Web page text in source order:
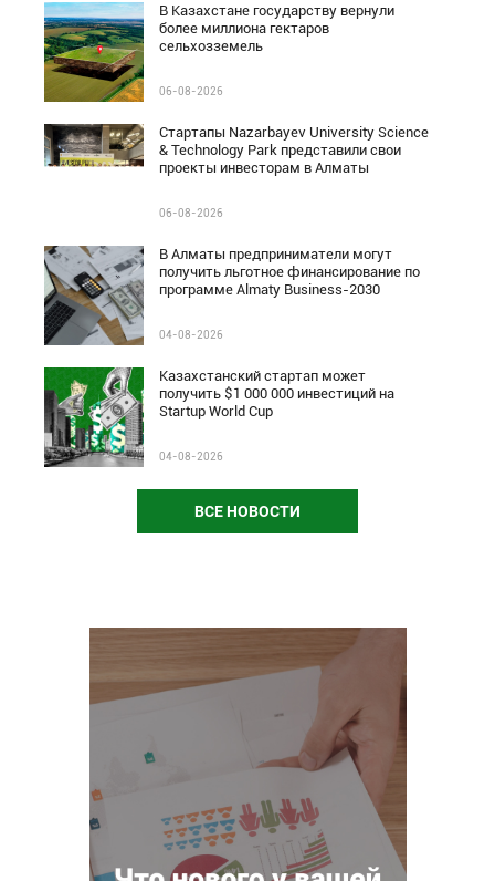
В Казахстане государству вернули
более миллиона гектаров
сельхозземель
06-08-2026
Стартапы Nazarbayev University Science
& Technology Park представили свои
проекты инвесторам в Алматы
06-08-2026
В Алматы предприниматели могут
получить льготное финансирование по
программе Almaty Business-2030
04-08-2026
Казахстанский стартап может
получить $1 000 000 инвестиций на
Startup World Cup
04-08-2026
ВСЕ НОВОСТИ